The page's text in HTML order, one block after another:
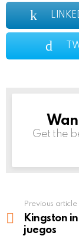
Get the
more
Previous article
Kingston
juegos